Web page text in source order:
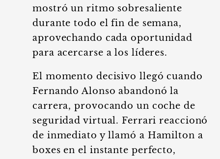
mostró un ritmo sobresaliente
durante todo el fin de semana,
aprovechando cada oportunidad
para acercarse a los líderes.
El momento decisivo llegó cuando
Fernando Alonso abandonó la
carrera, provocando un coche de
seguridad virtual. Ferrari reaccionó
de inmediato y llamó a Hamilton a
boxes en el instante perfecto,